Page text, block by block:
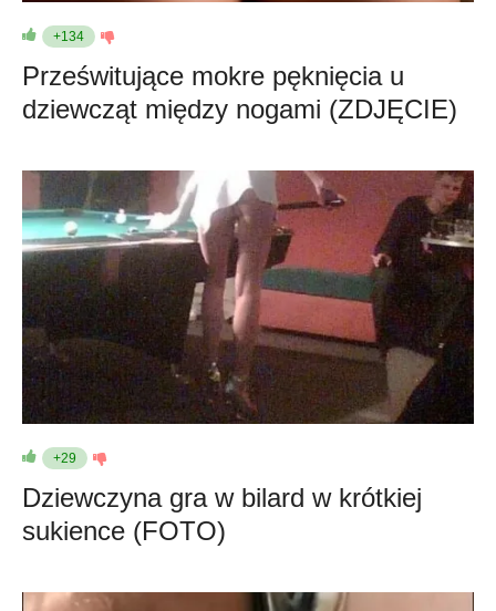
+134
Prześwitujące mokre pęknięcia u
dziewcząt między nogami (ZDJĘCIE)
+29
Dziewczyna gra w bilard w krótkiej
sukience (FOTO)